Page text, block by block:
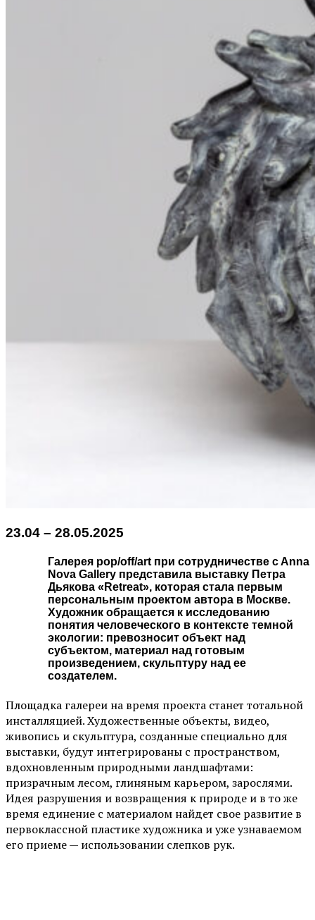
23.04 – 28.05.2025
Галерея pop/off/art при сотрудничестве c Anna
Nova Gallery представила выставку Петра
Дьякова «Retreat», которая стала первым
персональным проектом автора в Москве.
Художник обращается к исследованию
понятия человеческого в контексте темной
экологии: превозносит объект над
субъектом, материал над готовым
произведением, скульптуру над ее
создателем.
Площадка галереи на время проекта станет тотальной
инсталляцией. Художественные объекты, видео,
живопись и скульптура, созданные специально для
выставки, будут интегрированы с пространством,
вдохновленным природными ландшафтами:
призрачным лесом, глиняным карьером, зарослями.
Идея разрушения и возвращения к природе и в то же
время единение с материалом найдет свое развитие в
первоклассной пластике художника и уже узнаваемом
его приеме — использовании слепков рук.